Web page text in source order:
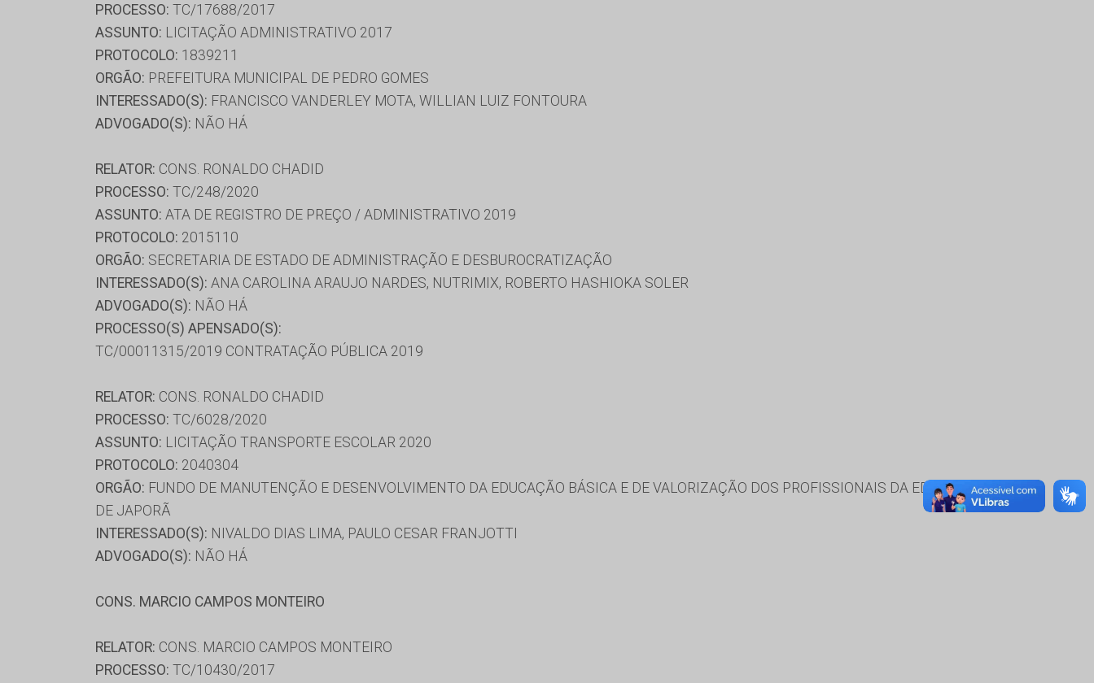
PROCESSO: TC/17688/2017
ASSUNTO: LICITAÇÃO ADMINISTRATIVO 2017
PROTOCOLO: 1839211
ORGÃO: PREFEITURA MUNICIPAL DE PEDRO GOMES
INTERESSADO(S): FRANCISCO VANDERLEY MOTA, WILLIAN LUIZ FONTOURA
ADVOGADO(S): NÃO HÁ
RELATOR: CONS. RONALDO CHADID
PROCESSO: TC/248/2020
ASSUNTO: ATA DE REGISTRO DE PREÇO / ADMINISTRATIVO 2019
PROTOCOLO: 2015110
ORGÃO: SECRETARIA DE ESTADO DE ADMINISTRAÇÃO E DESBUROCRATIZAÇÃO
INTERESSADO(S): ANA CAROLINA ARAUJO NARDES, NUTRIMIX, ROBERTO HASHIOKA SOLER
ADVOGADO(S): NÃO HÁ
PROCESSO(S) APENSADO(S):
TC/00011315/2019 CONTRATAÇÃO PÚBLICA 2019
RELATOR: CONS. RONALDO CHADID
PROCESSO: TC/6028/2020
ASSUNTO: LICITAÇÃO TRANSPORTE ESCOLAR 2020
PROTOCOLO: 2040304
ORGÃO: FUNDO DE MANUTENÇÃO E DESENVOLVIMENTO DA EDUCAÇÃO BÁSICA E DE VALORIZAÇÃO DOS PROFISSIONAIS DA EDUCAÇÃO
DE JAPORÃ
INTERESSADO(S): NIVALDO DIAS LIMA, PAULO CESAR FRANJOTTI
ADVOGADO(S): NÃO HÁ
CONS. MARCIO CAMPOS MONTEIRO
RELATOR: CONS. MARCIO CAMPOS MONTEIRO
PROCESSO: TC/10430/2017